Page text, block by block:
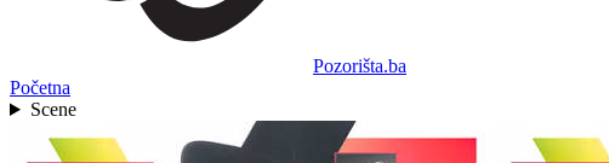
Pozorišta.ba
Početna
Scene